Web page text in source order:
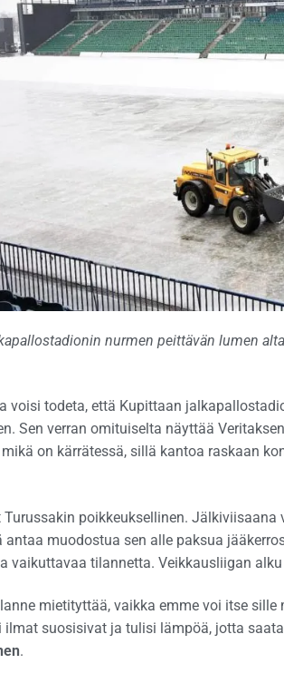
nurmen peittävän lumen
voisi todeta, että Kupittaan
Sen verran omituiselta näyttää
on kärrätessä, sillä kantoa raskaan
poikkeuksellinen.
antaa muodostua sen alle paksua
vaikuttavaa tilannetta. Veikkausliigan
mietityttää, vaikka emme voi itse
suosisivat ja tulisi lämpöä, jotta
.